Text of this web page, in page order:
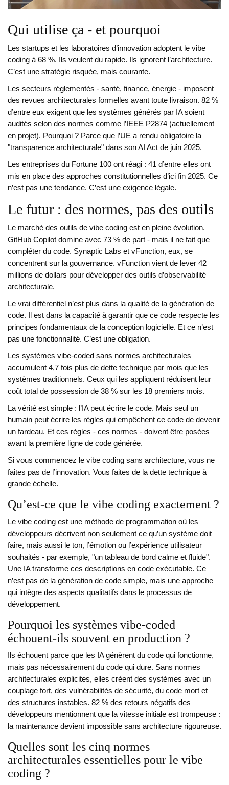
Qui utilise ça - et pourquoi
Les startups et les laboratoires d’innovation adoptent le vibe
coding à 68 %. Ils veulent du rapide. Ils ignorent l’architecture.
C’est une stratégie risquée, mais courante.
Les secteurs réglementés - santé, finance, énergie - imposent
des revues architecturales formelles avant toute livraison. 82 %
d’entre eux exigent que les systèmes générés par IA soient
audités selon des normes comme l’IEEE P2874 (actuellement
en projet). Pourquoi ? Parce que l’UE a rendu obligatoire la
"transparence architecturale" dans son AI Act de juin 2025.
Les entreprises du Fortune 100 ont réagi : 41 d’entre elles ont
mis en place des approches constitutionnelles d’ici fin 2025. Ce
n’est pas une tendance. C’est une exigence légale.
Le futur : des normes, pas des outils
Le marché des outils de vibe coding est en pleine évolution.
GitHub Copilot domine avec 73 % de part - mais il ne fait que
compléter du code. Synaptic Labs et vFunction, eux, se
concentrent sur la gouvernance. vFunction vient de lever 42
millions de dollars pour développer des outils d’observabilité
architecturale.
Le vrai différentiel n’est plus dans la qualité de la génération de
code. Il est dans la capacité à garantir que ce code respecte les
principes fondamentaux de la conception logicielle. Et ce n’est
pas une fonctionnalité. C’est une obligation.
Les systèmes vibe-coded sans normes architecturales
accumulent 4,7 fois plus de dette technique par mois que les
systèmes traditionnels. Ceux qui les appliquent réduisent leur
coût total de possession de 38 % sur les 18 premiers mois.
La vérité est simple : l’IA peut écrire le code. Mais seul un
humain peut écrire les règles qui empêchent ce code de devenir
un fardeau. Et ces règles - ces normes - doivent être posées
avant la première ligne de code générée.
Si vous commencez le vibe coding sans architecture, vous ne
faites pas de l’innovation. Vous faites de la dette technique à
grande échelle.
Qu’est-ce que le vibe coding exactement ?
Le vibe coding est une méthode de programmation où les
développeurs décrivent non seulement ce qu’un système doit
faire, mais aussi le ton, l’émotion ou l’expérience utilisateur
souhaités - par exemple, "un tableau de bord calme et fluide".
Une IA transforme ces descriptions en code exécutable. Ce
n’est pas de la génération de code simple, mais une approche
qui intègre des aspects qualitatifs dans le processus de
développement.
Pourquoi les systèmes vibe-coded
échouent-ils souvent en production ?
Ils échouent parce que les IA génèrent du code qui fonctionne,
mais pas nécessairement du code qui dure. Sans normes
architecturales explicites, elles créent des systèmes avec un
couplage fort, des vulnérabilités de sécurité, du code mort et
des structures instables. 82 % des retours négatifs des
développeurs mentionnent que la vitesse initiale est trompeuse :
la maintenance devient impossible sans architecture rigoureuse.
Quelles sont les cinq normes
architecturales essentielles pour le vibe
coding ?